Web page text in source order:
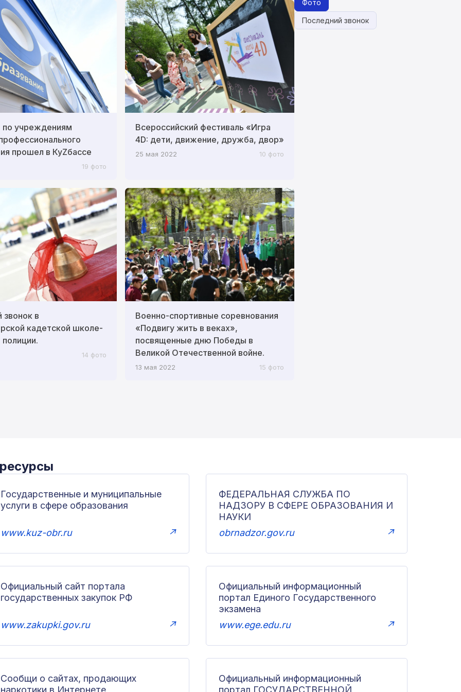
по учреждениям
прошел в КуZбассе
19 фото
Всероссийский фестиваль «Игра
4D: дети, движение, дружба, двор»
25 мая 2022 10 фото
звонок в
кадетской школе-
14 фото
Военно-спортивные соревнования
«Подвигу жить в веках»,
посвященные дню Победы в
Великой Отечественной войне.
13 мая 2022 15 фото
Фото
Последний звонок
Государственные и муниципальные
услуги в сфере образования
www.kuz-obr.ru ↗
ФЕДЕРАЛЬНАЯ СЛУЖБА ПО
НАДЗОРУ В СФЕРЕ ОБРАЗОВАНИЯ И
НАУКИ
obrnadzor.gov.ru
↗
Официальный сайт портала
государственных закупок РФ
www.zakupki.gov.ru ↗
Официальный информационный
портал Единого Государственного
экзамена
www.ege.edu.ru
↗
Сообщи о сайтах, продающих
наркотики в Интернете
Официальный информационный
портал ГОСУДАРСТВЕННОЙ